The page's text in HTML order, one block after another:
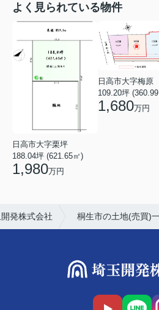
よく見られている物件
日高市大字栗坪
188.04坪 (621.65㎡)
1,980万円
日高市大字梅原
109.20坪
1,680万円
発株式会社 桐生市の土地(売買)